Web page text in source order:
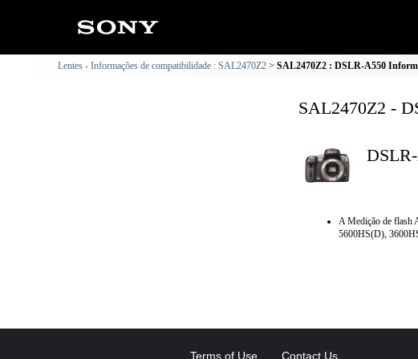
Lentes - Informações de compatibilidade : SAL2470Z2 SAL2470Z2 : DSLR-A550
SAL2470Z2 -
A Medição de
5600HS(D),
Terms of Use Contact Us